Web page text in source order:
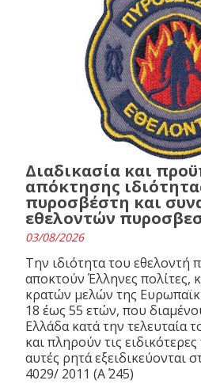
Διαδικασία και
απόκτησης
πυροσβέστη και
εθελοντών
03/08/2026
Την ιδιότητα του εθελοντή
αποκτούν Έλληνες πολίτες,
κρατών μελών της
18 έως 55 ετών, που
Ελλάδα κατά την τελευταία
και πληρούν τις
αυτές ρητά εξειδικεύονται
4029/ 2011 (Α΄ 245)